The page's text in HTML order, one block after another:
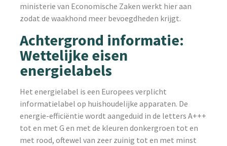
ministerie van Economische Zaken werkt hier aan
zodat de waakhond meer bevoegdheden krijgt.
Achtergrond informatie:
Wettelijke eisen
energielabels
Het energielabel is een Europees verplicht
informatielabel op huishoudelijke apparaten. De
energie-efficiëntie wordt aangeduid in de letters A+++
tot en met G en met de kleuren donkergroen tot en
met rood, oftewel van zeer zuinig tot en met minst